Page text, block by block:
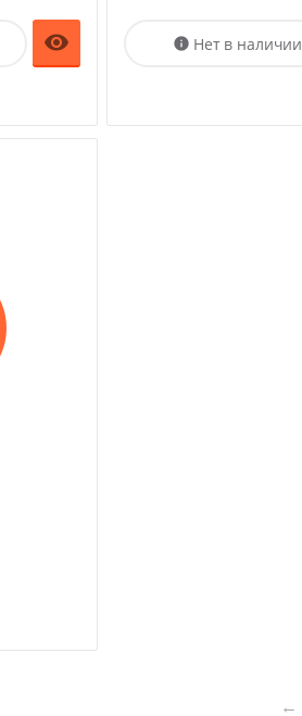
 Нет в наличии
